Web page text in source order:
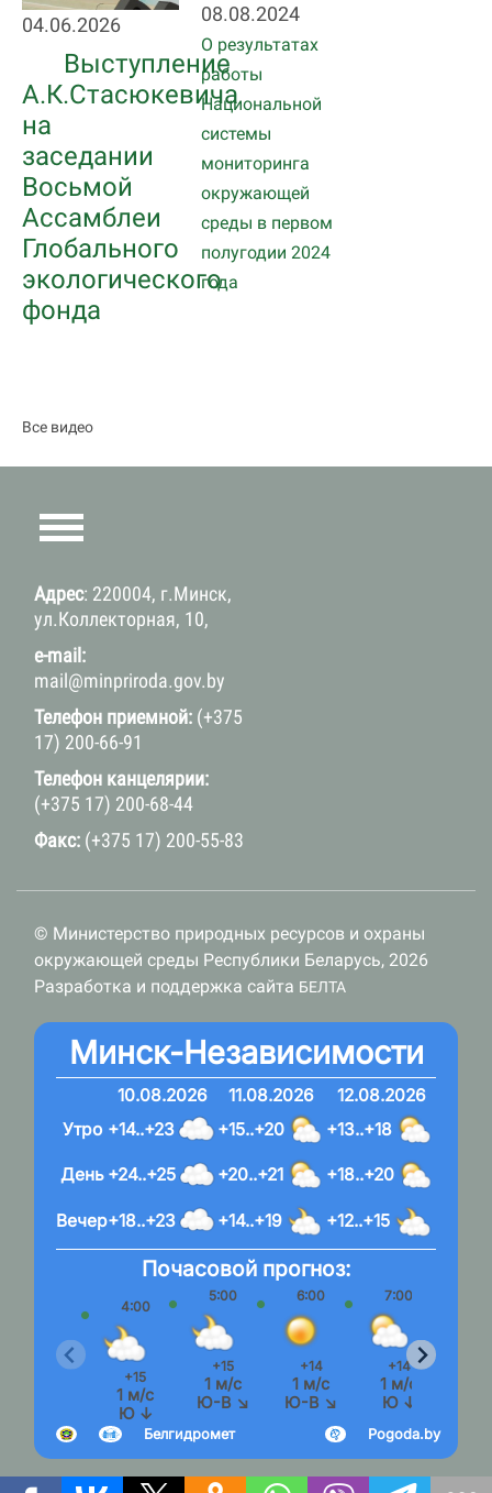
04.06.2026
Выступление
А.К.Стасюкевича
на
заседании
Восьмой
Ассамблеи
Глобального
экологического
фонда
08.08.2024
О результатах
работы
Национальной
системы
мониторинга
окружающей
среды в первом
полугодии 2024
года
Все видео
Адрес: 220004, г.Минск,
ул.Коллекторная, 10,
e-mail:
mail@minpriroda.gov.by
Телефон приемной: (+375
17) 200-66-91
Телефон канцелярии:
(+375 17) 200-68-44
Факс: (+375 17) 200-55-83
© Министерство природных ресурсов и охраны
окружающей среды Республики Беларусь, 2026
Разработка и поддержка сайта БЕЛТА
Минск-Независимости
10.08.2026
+14..+23
+24..+25
+18..+23
11.08.2026
+15..+20
+20..+21
+14..+19
12.08.2026
+13..+18
+18..+20
+12..+15
Вечер
День
Утро
Почасовой прогноз:
4:00
+15
1 м/с
Ю ↓
5:00
+15
1 м/с
Ю-В ↘
6:00
+14
1 м/с
Ю-В ↘
7:00
+14
1 м/с
Ю ↓
Pogoda.by
Белгидромет